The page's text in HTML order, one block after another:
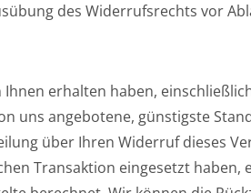
des Widerrufsrechts vor
erhalten haben,
uns angebotene, günstigste
über Ihren Widerruf dieses
Transaktion eingesetzt